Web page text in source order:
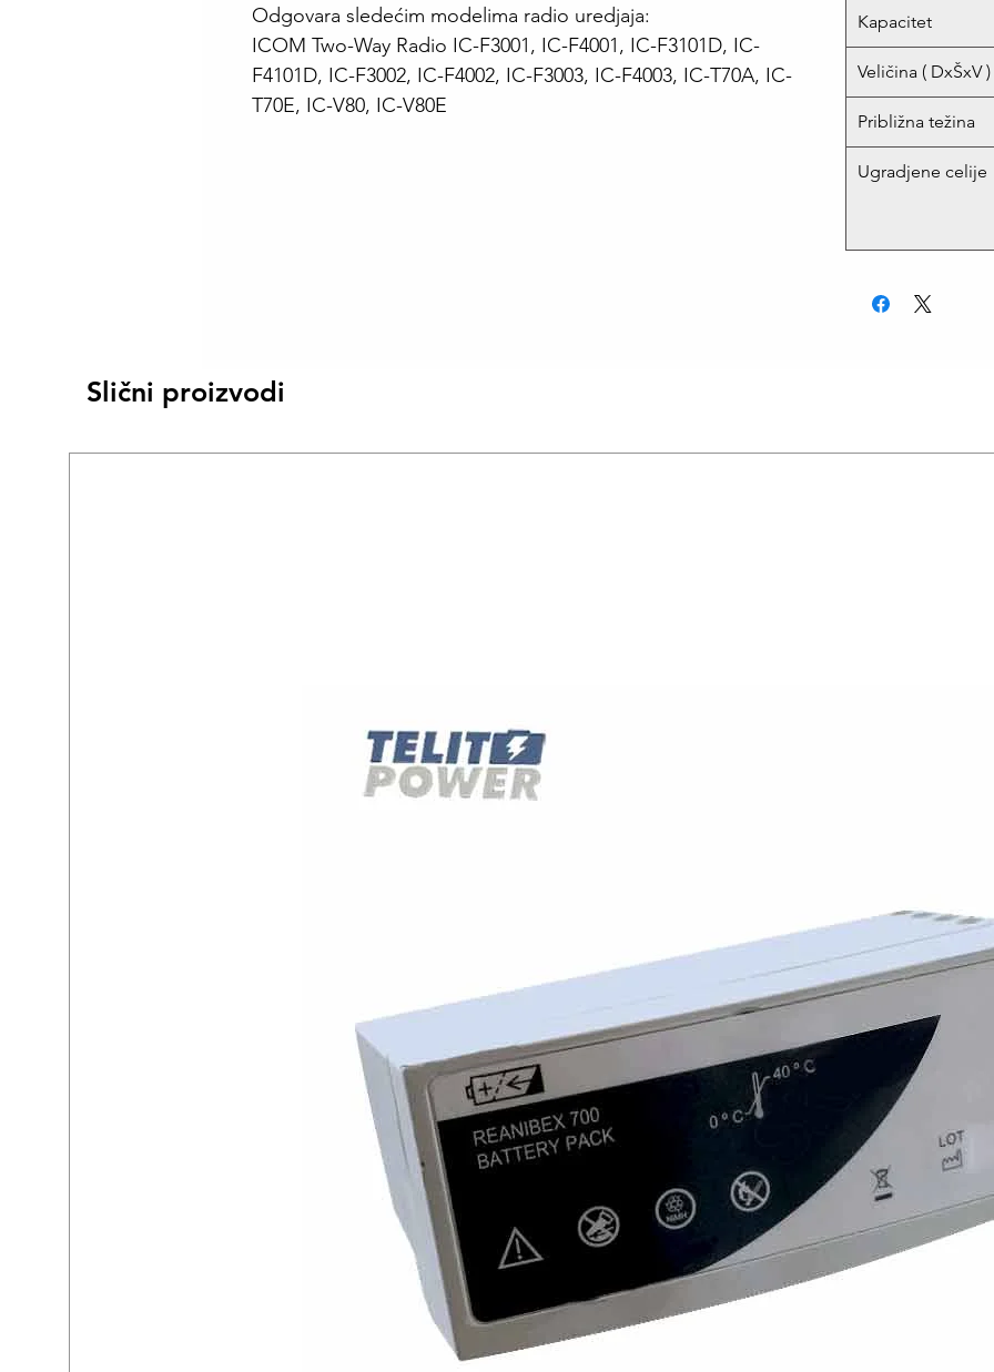
Odgovara sledećim modelima radio uredjaja:
ICOM Two-Way Radio IC-F3001, IC-F4001, IC-F3101D, IC-
F4101D, IC-F3002, IC-F4002, IC-F3003, IC-F4003, IC-T70A, IC-
T70E, IC-V80, IC-V80E
Kapacitet
Veličina ( DxŠxV )
Približna težina
Ugradjene celije
Slični proizvodi